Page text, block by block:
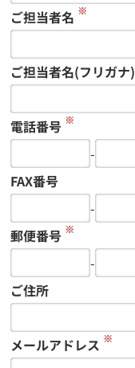
ご担当者名 ※
ご担当者名(フリガナ)
電話番号 ※
-
FAX番号
-
郵便番号 ※
-
ご住所
メールアドレス ※